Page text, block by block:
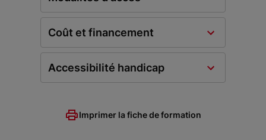
Coût et financement
Accessibilité handicap
Imprimer la fiche de formation